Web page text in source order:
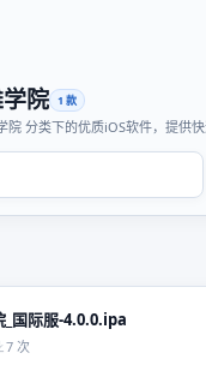
院 1 款
院 分类下的优质iOS软件，提供
_国际服-4.0.0.ipa
7 次